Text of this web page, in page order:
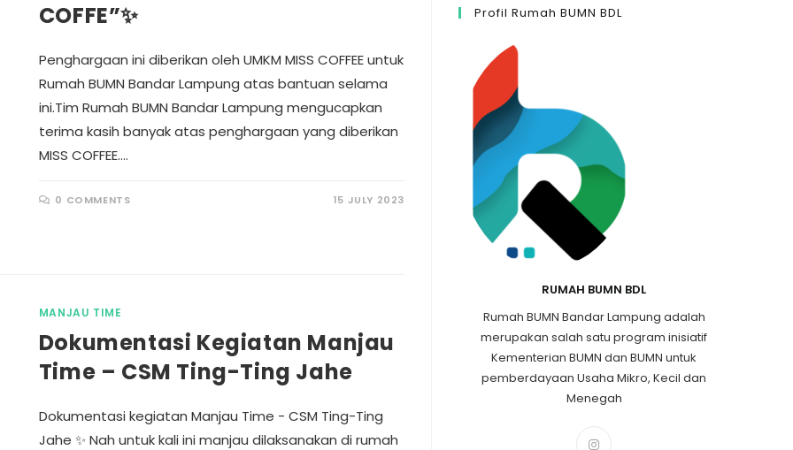
COFFE”✨
Penghargaan ini diberikan oleh UMKM MISS COFFEE untuk
Rumah BUMN Bandar Lampung atas bantuan selama
ini.Tim Rumah BUMN Bandar Lampung mengucapkan
terima kasih banyak atas penghargaan yang diberikan
MISS COFFEE.…
0 COMMENTS 15 JULY 2023
MANJAU TIME
Dokumentasi Kegiatan Manjau
Time – CSM Ting-Ting Jahe
Dokumentasi kegiatan Manjau Time - CSM Ting-Ting
Jahe ✨ Nah untuk kali ini manjau dilaksanakan di rumah
Profil Rumah BUMN BDL
RUMAH BUMN BDL
Rumah BUMN Bandar Lampung adalah
merupakan salah satu program inisiatif
Kementerian BUMN dan BUMN untuk
pemberdayaan Usaha Mikro, Kecil dan
Menegah